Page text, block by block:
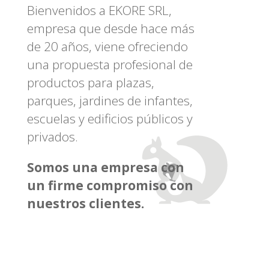
Bienvenidos a EKORE SRL,
empresa que desde hace más
de 20 años, viene ofreciendo
una propuesta profesional de
productos para plazas,
parques, jardines de infantes,
escuelas y edificios públicos y
privados.
Somos una empresa con
un firme compromiso con
nuestros clientes.